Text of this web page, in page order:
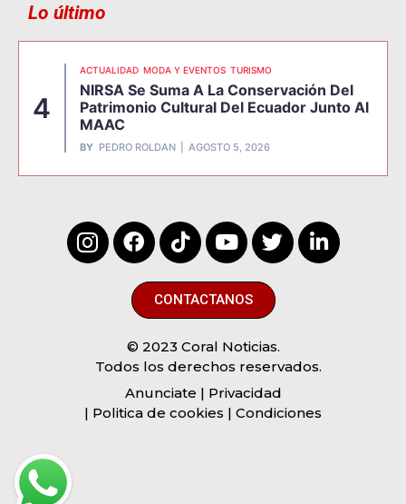
Lo último
4
ACTUALIDAD MODA Y EVENTOS TURISMO
NIRSA Se Suma A La Conservación Del
Patrimonio Cultural Del Ecuador Junto Al
MAAC
BY PEDRO ROLDAN AGOSTO 5, 2026
CONTACTANOS
© 2023 Coral Noticias.
Todos los derechos reservados.
Anunciate | Privacidad
| Politica de cookies | Condiciones